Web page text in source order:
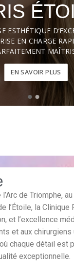
ESTHÉTIQUE
EN CHARGE
EN SAVOIR PLUS
de Triomphe,
l’Étoile, la Clinique
et l’excellence
et aux chirurgiens
chaque détail est
exceptionnelle.